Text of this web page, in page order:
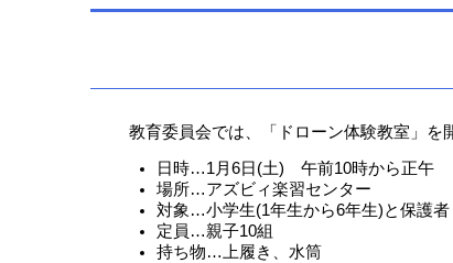
教育委員会では、「ドローン体験教室」を
日時…1月6日(土) 午前10時から正午
場所…アズビィ楽習センター
対象…小学生(1年生から6年生)と保護者
定員…親子10組
持ち物…上履き、水筒